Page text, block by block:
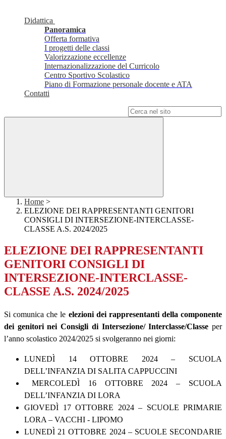
Didattica
Panoramica
Offerta formativa
I progetti delle classi
Valorizzazione eccellenze
Internazionalizzazione del Curricolo
Centro Sportivo Scolastico
Piano di Formazione personale docente e ATA
Contatti
Home >
ELEZIONE DEI RAPPRESENTANTI GENITORI
CONSIGLI DI INTERSEZIONE-INTERCLASSE-
CLASSE A.S. 2024/2025
ELEZIONE DEI RAPPRESENTANTI
GENITORI CONSIGLI DI
INTERSEZIONE-INTERCLASSE-
CLASSE A.S. 2024/2025
Si comunica che le elezioni dei rappresentanti della componente
dei genitori nei Consigli di Intersezione/ Interclasse/Classe per
l’anno scolastico 2024/2025 si svolgeranno nei giorni:
LUNEDÌ 14 OTTOBRE 2024 – SCUOLA
DELL’INFANZIA DI SALITA CAPPUCCINI
MERCOLEDÌ 16 OTTOBRE 2024 – SCUOLA
DELL’INFANZIA DI LORA
GIOVEDÌ 17 OTTOBRE 2024 – SCUOLE PRIMARIE
LORA – VACCHI - LIPOMO
LUNEDÌ 21 OTTOBRE 2024 – SCUOLE SECONDARIE